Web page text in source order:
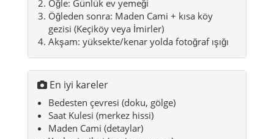
1 Günlük mini rota
Öğleden sonra: Maden Cami + kısa köy
gezisi (Keçiköy veya İmirler)
Akşam: yüksekte/kenar yolda fotoğraf ışığı